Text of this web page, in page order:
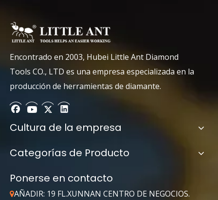
Encontrado en 2003, Hubei Little Ant Diamond
Tools CO., LTD es una empresa especializada en la
producción de herramientas de diamante.
Cultura de la empresa
Categorías de Producto
Ponerse en contacto
AÑADIR: 19 FL.XUNNAN CENTRO DE NEGOCIOS.